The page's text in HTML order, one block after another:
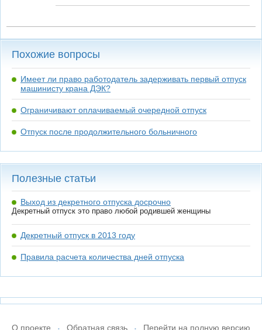
Похожие вопросы
Имеет ли право работодатель задерживать первый отпуск
машинисту крана ДЭК?
Ограничивают оплачиваемый очередной отпуск
Отпуск после продолжительного больничного
Полезные статьи
Выход из декретного отпуска досрочно
Декретный отпуск это право любой родившей женщины
Декретный отпуск в 2013 году
Правила расчета количества дней отпуска
О проекте Обратная связь Перейти на полную версию